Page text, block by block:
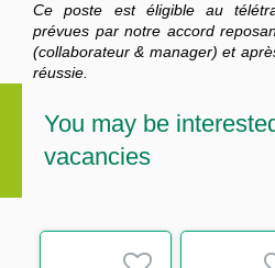
Ce poste est éligible au
prévues par notre accord
(collaborateur & manager) et
réussie.
You may be
vacancies